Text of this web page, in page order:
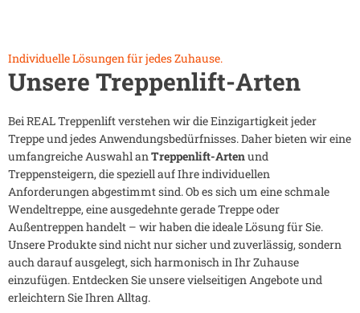
Individuelle Lösungen für jedes Zuhause.
Unsere Treppenlift-Arten
Bei REAL Treppenlift verstehen wir die Einzigartigkeit jeder
Treppe und jedes Anwendungsbedürfnisses. Daher bieten wir eine
umfangreiche Auswahl anTreppenlift-Artenund
Treppensteigern, die speziell auf Ihre individuellen
Anforderungen abgestimmt sind. Ob es sich um eine schmale
Wendeltreppe, eine ausgedehnte gerade Treppe oder
Außentreppen handelt – wir haben die ideale Lösung für Sie.
Unsere Produkte sind nicht nur sicher und zuverlässig, sondern
auch darauf ausgelegt, sich harmonisch in Ihr Zuhause
einzufügen. Entdecken Sie unsere vielseitigen Angebote und
erleichtern Sie Ihren Alltag.